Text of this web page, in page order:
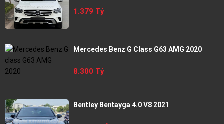
1.379 Tỷ
Mercedes Benz G Class G63 AMG 2020
8.300 Tỷ
Bentley Bentayga 4.0 V8 2021